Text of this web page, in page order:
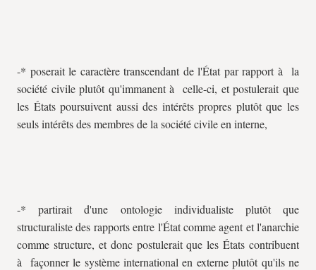
-* poserait le caractère transcendant de l'État par rapport à la
société civile plutôt qu'immanent à celle-ci, et postulerait que
les États poursuivent aussi des intérêts propres plutôt que les
seuls intérêts des membres de la société civile en interne,
-* partirait d'une ontologie individualiste plutôt que
structuraliste des rapports entre l'État comme agent et l'anarchie
comme structure, et donc postulerait que les États contribuent
à façonner le système international en externe plutôt qu'ils ne